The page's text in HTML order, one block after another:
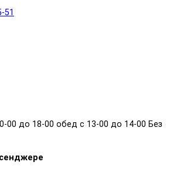
51
00 до 18-00 обед с 13-00 до 14-00 Без